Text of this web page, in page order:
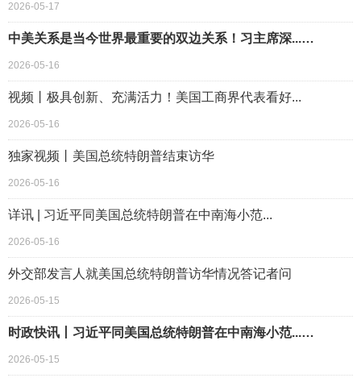
2026-05-17
中美关系是当今世界最重要的双边关系！习主席深...…
2026-05-16
视频丨极具创新、充满活力！美国工商界代表看好...
2026-05-16
独家视频丨美国总统特朗普结束访华
2026-05-16
详讯 | 习近平同美国总统特朗普在中南海小范...
2026-05-16
外交部发言人就美国总统特朗普访华情况答记者问
2026-05-15
时政快讯丨习近平同美国总统特朗普在中南海小范...…
2026-05-15